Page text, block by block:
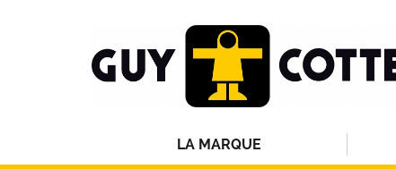
LA MARQUE